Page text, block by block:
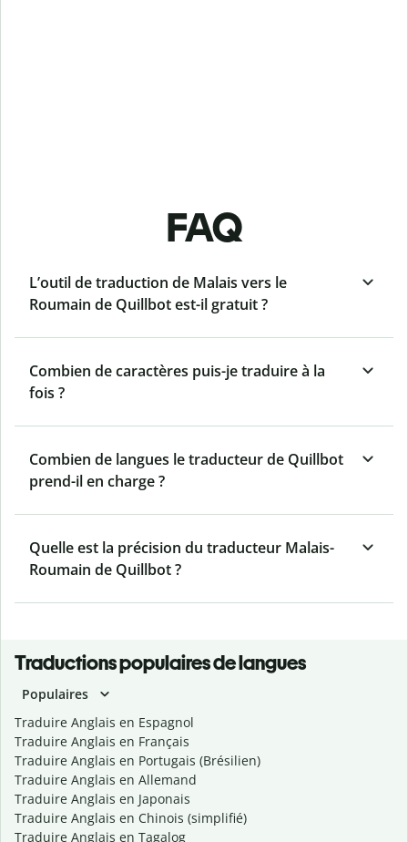
FAQ
L’outil de traduction de Malais vers le
Roumain de Quillbot est-il gratuit ?
Combien de caractères puis-je traduire à la
fois ?
Combien de langues le traducteur de Quillbot
prend-il en charge ?
Quelle est la précision du traducteur Malais-
Roumain de Quillbot ?
Traductions populaires de langues
Populaires
Traduire Anglais en Espagnol
Traduire Anglais en Français
Traduire Anglais en Portugais (Brésilien)
Traduire Anglais en Allemand
Traduire Anglais en Japonais
Traduire Anglais en Chinois (simplifié)
Traduire Anglais en Tagalog